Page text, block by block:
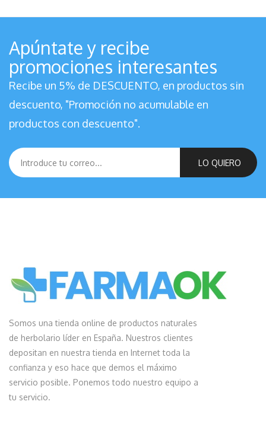
Apúntate y recibe
promociones interesantes
Recibe un 5% de DESCUENTO, en productos sin
descuento, "Promoción no acumulable en
productos con descuento".
LO QUIERO
Somos una tienda online de productos naturales
de herbolario líder en España. Nuestros clientes
depositan en nuestra tienda en Internet toda la
confianza y eso hace que demos el máximo
servicio posible. Ponemos todo nuestro equipo a
tu servicio.